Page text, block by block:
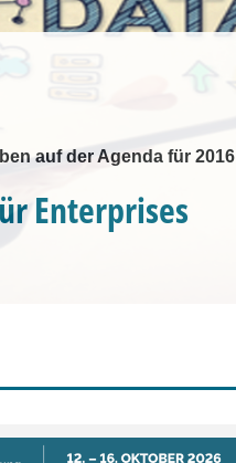
auf der Agenda für 2016
Enterprises